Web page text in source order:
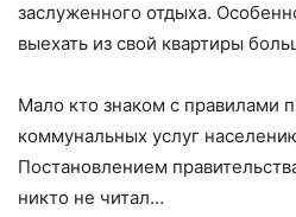
заслуженного отдыха.
выехать из свой квартиры
Мало кто знаком с правилами
коммунальных услуг
Постановлением
никто не читал…